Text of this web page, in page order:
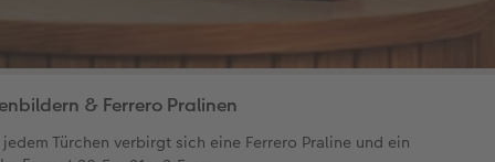
& Ferrero Pralinen
Türchen verbirgt sich eine Ferrero Praline und ein